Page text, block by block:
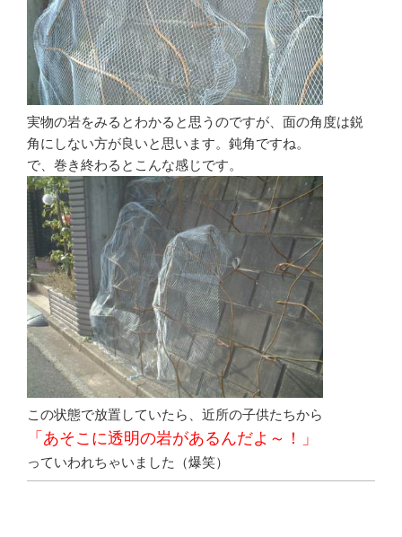
実物の岩をみるとわかると思うのですが、面の角度は鋭
角にしない方が良いと思います。鈍角ですね。
で、巻き終わるとこんな感じです。
この状態で放置していたら、近所の子供たちから
「あそこに透明の岩があるんだよ～！」
っていわれちゃいました（爆笑）